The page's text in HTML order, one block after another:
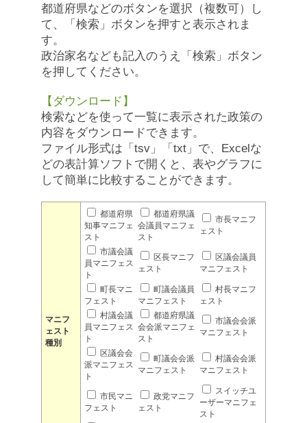
都道府県などのボタンを選択（複数可）し
て、「検索」ボタンを押すと表示されま
す。
政治家名なども記入のうえ「検索」ボタン
を押してください。
【ダウンロード】
検索などを使って一覧に表示された政策の
内容をダウンロードできます。
ファイル形式は「tsv」「txt」で、Excelな
どの表計算ソフトで開くと、表やグラフに
して簡単に比較することができます。
マニフ
ェスト
種別
都道府県
知事マニフェ
スト
都道府県議
会議員マニフェ
スト
市長マニフ
ェスト
市議会議
員マニフェス
ト
区長マニフ
ェスト
区議会議員
マニフェスト
町長マニ
フェスト
町議会議員
マニフェスト
村長マニフ
ェスト
村議会議
員マニフェス
ト
都道府県議
会会派マニフェ
スト
市議会会派
マニフェスト
区議会会
派マニフェス
ト
町議会会派
マニフェスト
村議会会派
マニフェスト
市民マニ
フェスト
政党マニフ
ェスト
スイッチユ
ーザーマニフェ
スト